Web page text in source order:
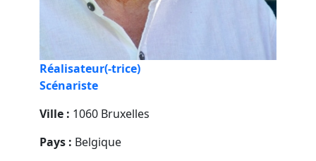
Réalisateur(-trice)
Scénariste
Ville : 1060 Bruxelles
Pays : Belgique